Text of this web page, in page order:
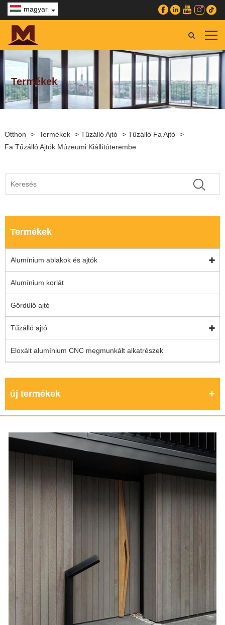
magyar
Termékek
Otthon > Termékek > Tűzálló Ajtó > Tűzálló Fa Ajtó >
Fa Tűzálló Ajtók Múzeumi Kiállítóterembe
Termékek
Alumínium ablakok és ajtók
Alumínium korlát
Gördülő ajtó
Tűzálló ajtó
Eloxált alumínium CNC megmunkált alkatrészek
új termékek